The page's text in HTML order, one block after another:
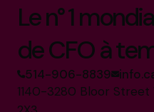
Le n° 1
de CFO à
514-906-8839
1140-3280 Bloor Street